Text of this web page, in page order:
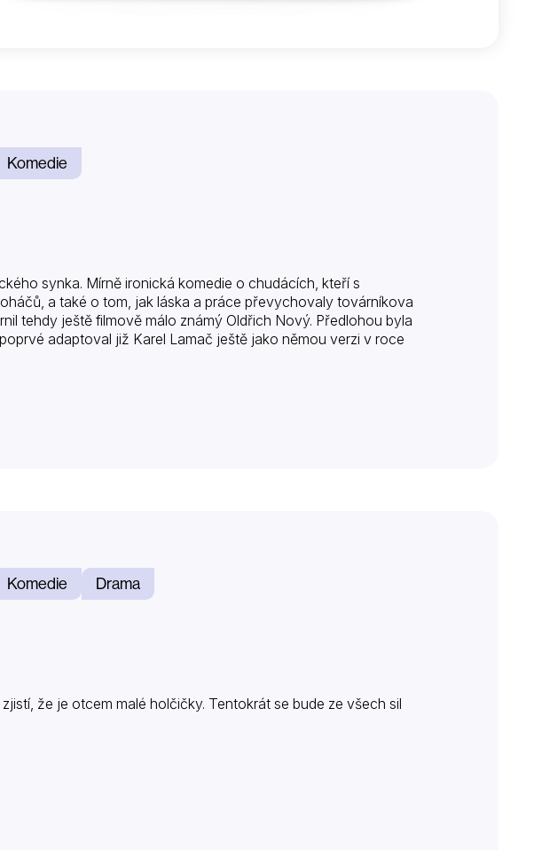
Komedie
synka. Mírně ironická komedie o chudácích, kteří s
a také o tom, jak láska a práce převychovaly továrníkova
tehdy ještě filmově málo známý Oldřich Nový. Předlohou byla
adaptoval již Karel Lamač ještě jako němou verzi v roce
Komedie Drama
že je otcem malé holčičky. Tentokrát se bude ze všech sil